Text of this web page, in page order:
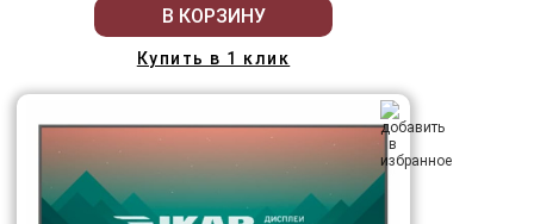
В КОРЗИНУ
Купить в 1 клик